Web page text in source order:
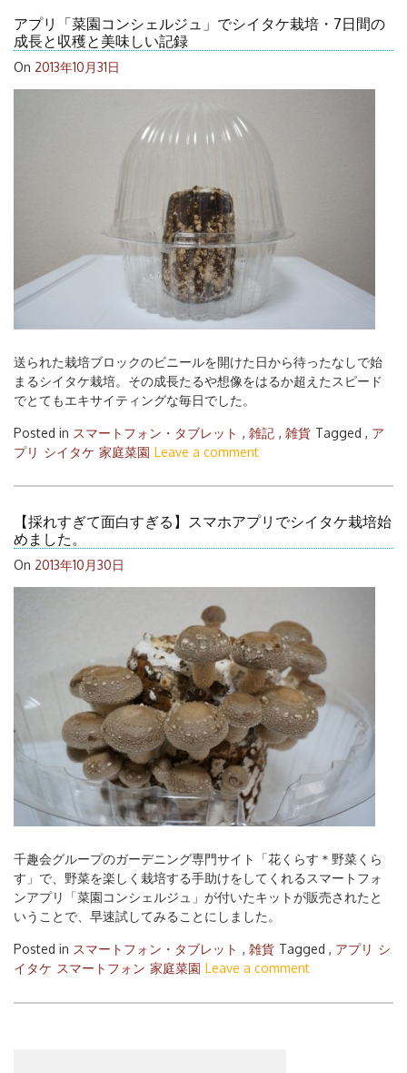
アプリ「菜園コンシェルジュ」でシイタケ栽培・7日間の
成長と収穫と美味しい記録
On 2013年10月31日
送られた栽培ブロックのビニールを開けた日から待ったなしで始
まるシイタケ栽培。その成長たるや想像をはるか超えたスピード
でとてもエキサイティングな毎日でした。
Posted in スマートフォン・タブレット , 雑記 , 雑貨 Tagged , ア
プリ シイタケ 家庭菜園 Leave a comment
【採れすぎて面白すぎる】スマホアプリでシイタケ栽培始
めました。
On 2013年10月30日
千趣会グループのガーデニング専門サイト「花くらす＊野菜くら
す」で、野菜を楽しく栽培する手助けをしてくれるスマートフォ
ンアプリ「菜園コンシェルジュ」が付いたキットが販売されたと
いうことで、早速試してみることにしました。
Posted in スマートフォン・タブレット , 雑貨 Tagged , アプリ シ
イタケ スマートフォン 家庭菜園 Leave a comment